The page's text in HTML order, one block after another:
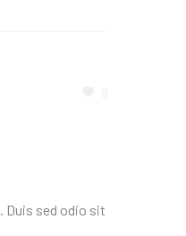
Duis sed odio sit